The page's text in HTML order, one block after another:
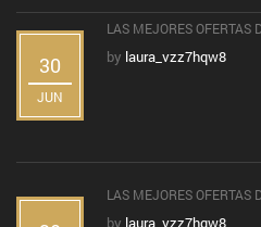
30
JUN
LAS MEJORES OFERTAS
by laura_vzz7hqw8
LAS MEJORES OFERTAS
by laura_vzz7hqw8